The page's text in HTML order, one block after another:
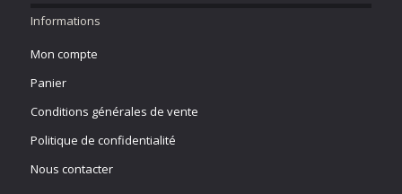
Informations
Mon compte
Panier
Conditions générales de vente
Politique de confidentialité
Nous contacter